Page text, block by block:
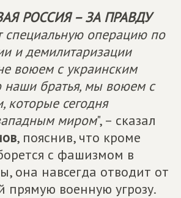
РОССИЯ – ЗА ПРАВДУ
специальную операцию по
и демилитаризации
воюем с украинским
наши братья, мы воюем с
которые сегодня
миром", – сказал
, пояснив, что кроме
с фашизмом в
она навсегда отводит от
прямую военную угрозу.